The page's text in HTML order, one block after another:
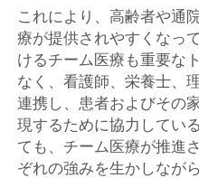
これにより、高齢者や通
療が提供されやすくなっ
けるチーム医療も重要な
なく、看護師、栄養士、
連携し、患者およびその
現するために協力してい
ても、チーム医療が推進
ぞれの強みを生かしなが